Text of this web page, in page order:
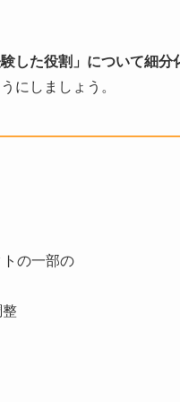
した役割」について細分
にしましょう。
の一部の
整